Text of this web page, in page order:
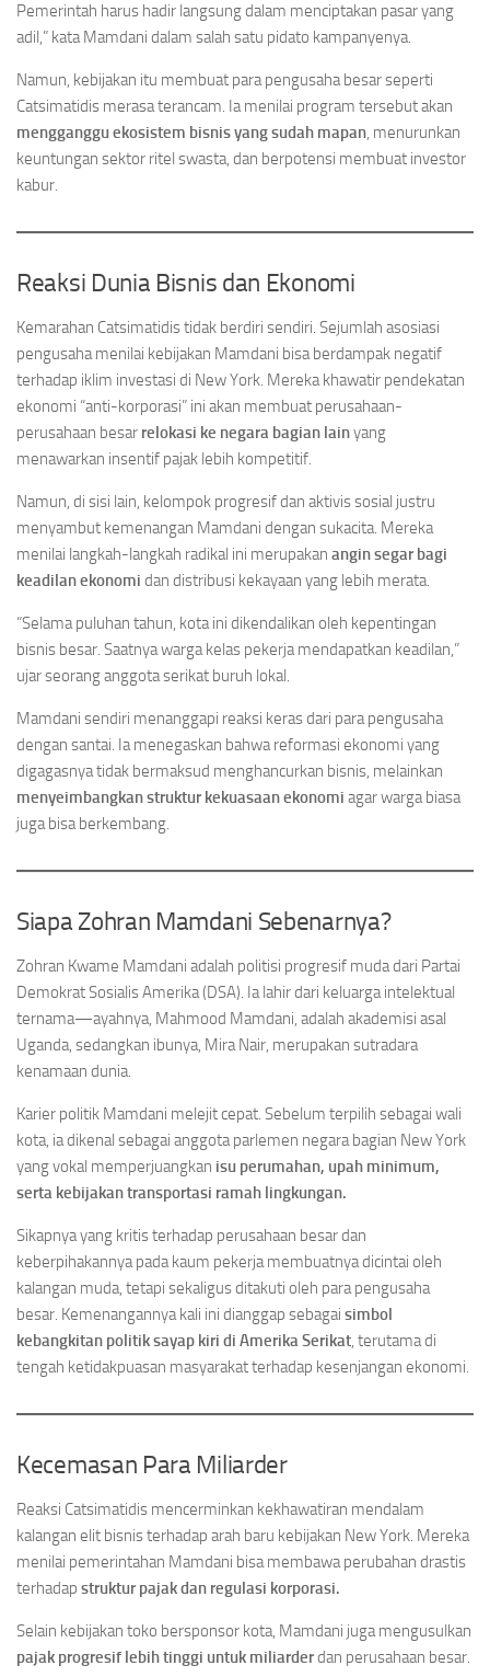
Pemerintah harus hadir langsung dalam menciptakan pasar yang
adil,” kata Mamdani dalam salah satu pidato kampanyenya.
Namun, kebijakan itu membuat para pengusaha besar seperti
Catsimatidis merasa terancam. Ia menilai program tersebut akan
mengganggu ekosistem bisnis yang sudah mapan, menurunkan
keuntungan sektor ritel swasta, dan berpotensi membuat investor
kabur.
Reaksi Dunia Bisnis dan Ekonomi
Kemarahan Catsimatidis tidak berdiri sendiri. Sejumlah asosiasi
pengusaha menilai kebijakan Mamdani bisa berdampak negatif
terhadap iklim investasi di New York. Mereka khawatir pendekatan
ekonomi “anti-korporasi” ini akan membuat perusahaan-
perusahaan besar relokasi ke negara bagian lainyang
menawarkan insentif pajak lebih kompetitif.
Namun, di sisi lain, kelompok progresif dan aktivis sosial justru
menyambut kemenangan Mamdani dengan sukacita. Mereka
menilai langkah-langkah radikal ini merupakan angin segar bagi
keadilan ekonomi dan distribusi kekayaan yang lebih merata.
“Selama puluhan tahun, kota ini dikendalikan oleh kepentingan
bisnis besar. Saatnya warga kelas pekerja mendapatkan keadilan,”
ujar seorang anggota serikat buruh lokal.
Mamdani sendiri menanggapi reaksi keras dari para pengusaha
dengan santai. Ia menegaskan bahwa reformasi ekonomi yang
digagasnya tidak bermaksud menghancurkan bisnis, melainkan
menyeimbangkan struktur kekuasaan ekonomi agar warga biasa
juga bisa berkembang.
Siapa Zohran Mamdani Sebenarnya?
Zohran Kwame Mamdani adalah politisi progresif muda dari Partai
Demokrat Sosialis Amerika (DSA). Ia lahir dari keluarga intelektual
ternama—ayahnya, Mahmood Mamdani, adalah akademisi asal
Uganda, sedangkan ibunya, Mira Nair, merupakan sutradara
kenamaan dunia.
Karier politik Mamdani melejit cepat. Sebelum terpilih sebagai wali
kota, ia dikenal sebagai anggota parlemen negara bagian New York
yang vokal memperjuangkan isu perumahan, upah minimum,
serta kebijakan transportasi ramah lingkungan.
Sikapnya yang kritis terhadap perusahaan besar dan
keberpihakannya pada kaum pekerja membuatnya dicintai oleh
kalangan muda, tetapi sekaligus ditakuti oleh para pengusaha
besar. Kemenangannya kali ini dianggap sebagai simbol
kebangkitan politik sayap kiri di Amerika Serikat, terutama di
tengah ketidakpuasan masyarakat terhadap kesenjangan ekonomi.
Kecemasan Para Miliarder
Reaksi Catsimatidis mencerminkan kekhawatiran mendalam
kalangan elit bisnis terhadap arah baru kebijakan New York. Mereka
menilai pemerintahan Mamdani bisa membawa perubahan drastis
terhadap struktur pajak dan regulasi korporasi.
Selain kebijakan toko bersponsor kota, Mamdani juga mengusulkan
pajak progresif lebih tinggi untuk miliarderdan perusahaan besar.